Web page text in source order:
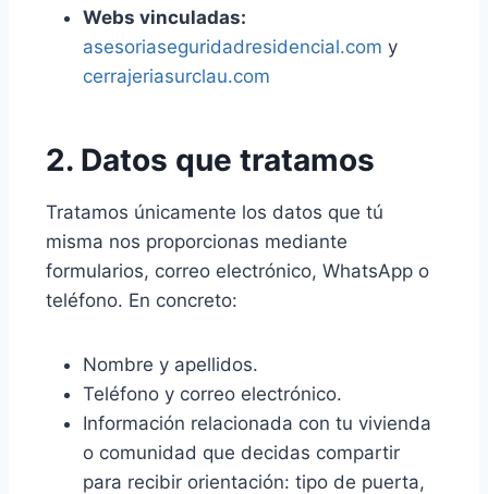
Webs vinculadas:
asesoriaseguridadresidencial.com y
cerrajeriasurclau.com
2. Datos que tratamos
Tratamos únicamente los datos que tú
misma nos proporcionas mediante
formularios, correo electrónico, WhatsApp o
teléfono. En concreto:
Nombre y apellidos.
Teléfono y correo electrónico.
Información relacionada con tu vivienda
o comunidad que decidas compartir
para recibir orientación: tipo de puerta,